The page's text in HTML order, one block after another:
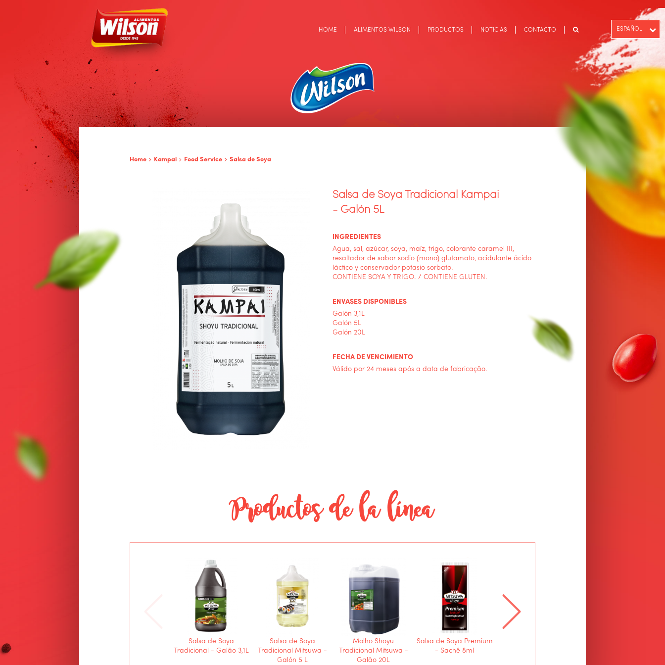
HOME ALIMENTOS WILSON PRODUCTOS NOTICIAS CONTACTO ESPAÑOL
PT-BR
ENGLISH
Home Kampai Food Service Salsa de Soya
Salsa de Soya Tradicional Kampai
- Galón 5L
INGREDIENTES
Agua, sal, azúcar, soya, maíz, trigo, colorante caramel III,
resaltador de sabor sodio (mono) glutamato, acidulante ácido
láctico y conservador potasio sorbato.
CONTIENE SOYA Y TRIGO. / CONTIENE GLUTEN.
ENVASES DISPONIBLES
Galón 3,1L
Galón 5L
Galón 20L
FECHA DE VENCIMIENTO
Válido por 24 meses após a data de fabricação.
Productos de la línea
Salsa de Soya
Tradicional - Galão 3,1L
Salsa de Soya
Tradicional Mitsuwa -
Galón 5 L
Molho Shoyu
Tradicional Mitsuwa -
Galão 20L
Salsa de Soya Premium
- Sachê 8ml